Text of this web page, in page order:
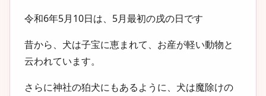
令和6年5月10日は、5月最初の戌の日です
昔から、犬は子宝に恵まれて、お産が軽い動物と
云われています。
さらに神社の狛犬にもあるように、犬は魔除けの